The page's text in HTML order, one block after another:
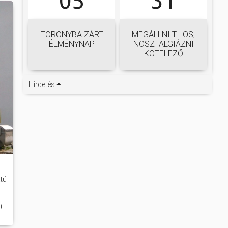
TORONYBA ZÁRT
ÉLMÉNYNAP
MEGÁLLNI TILOS,
NOSZTALGIÁZNI
KÖTELEZŐ
Hirdetés